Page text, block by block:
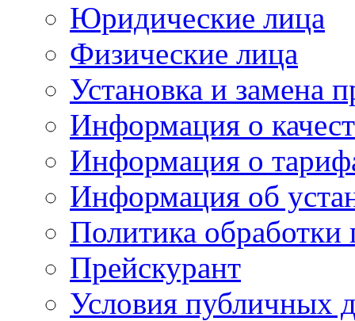
Юридические лица
Физические лица
Установка и замена
Информация о
Информация о
Информация об
Политика
Прейскурант
Условия публичных